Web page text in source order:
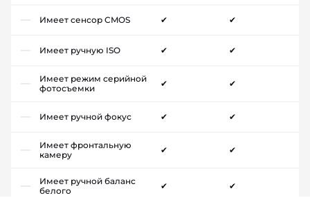
Имеет сенсор CMOS ✔ ✔
Имеет ручную ISO ✔ ✔
Имеет режим серийной
фотосъемки
✔ ✔
Имеет ручной фокус ✔ ✔
Имеет фронтальную
камеру
✔ ✔
Имеет ручной баланс
белого
✔ ✔